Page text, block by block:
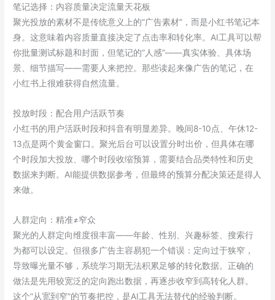
笔记选择：内容质量决定流量天花板
聚光投放的素材不是传统意义上的”广告素材”，而是小红书笔记本
身。这意味着内容质量直接决定了点击率和转化率。AI工具可以帮
你批量测试标题和封面，但笔记的”人感”——真实体验、具体场
景、细节描写——需要人来把控。那些读起来像广告的笔记，在
小红书上很难获得自然流量。
投放时段：配合用户活跃节奏
小红书的用户活跃时段和抖音有明显差异。晚间8-10点、午休12-
13点是两个黄金窗口。聚光后台可以设置分时出价，但具体在哪
个时段加大投放、哪个时段收缩预算，需要结合品类特性和历史
数据来判断。AI能提供数据参考，但最终的预算分配决策还是得人
来做。
人群定向：精准≠窄众
聚光的人群定向维度很丰富——年龄、性别、兴趣标签、搜索行
为都可以设定。但很多广告主容易犯一个错误：定向过于狭窄，
导致曝光量不够，系统学习期无法积累足够的转化数据。正确的
做法是先用较宽泛的定向跑出数据，再逐步收窄到高转化人群。
这个”从宽到窄”的节奏把控，是AI工具无法替代的经验判断。